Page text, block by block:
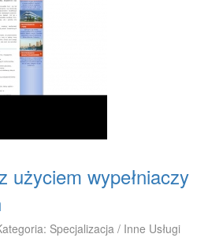
użyciem wypełniaczy
Specjalizacja / Inne Usługi